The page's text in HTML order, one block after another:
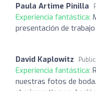
Paula Artime Pinilla
Experiencia fantástica:
presentación de
David Kaplowitz
Experiencia fantástica:
nuestras fotos de